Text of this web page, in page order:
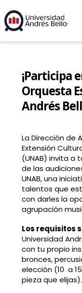
¡Participa
Orquesta
Andrés
La Dirección de
Extensión
(UNAB) invita a
de las
UNAB, una
talentos que
con darles la
agrupación
Los requisitos
Universidad
con tu propio
bronces,
elección (10 a
pieza que elijas).